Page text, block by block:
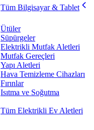
Tüm Bilgisayar & Tablet
Ütüler
Süpürgeler
Elektrikli Mutfak Aletleri
Mutfak Gereçleri
Yapı Aletleri
Hava Temizleme Cihazları
Fırınlar
Isıtma ve Soğutma
Tüm Elektrikli Ev Aletleri